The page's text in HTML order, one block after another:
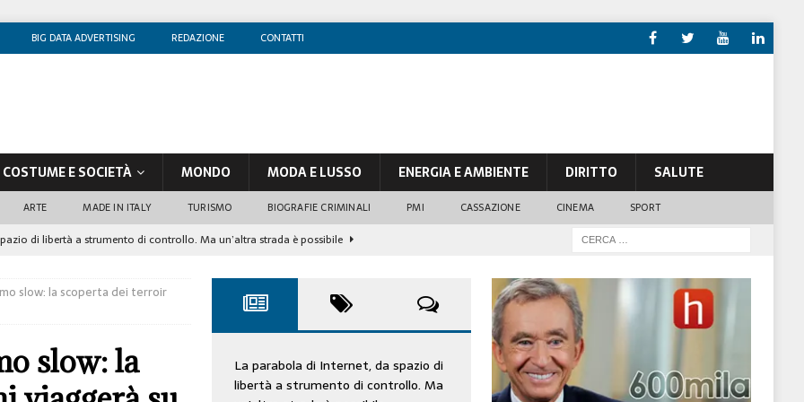
BIG DATA ADVERTISING REDAZIONE CONTATTI
COSTUME E SOCIETÀ MONDO MODA E LUSSO ENERGIA E AMBIENTE DIRITTO SALUTE
ARTE MADE IN ITALY TURISMO BIOGRAFIE CRIMINALI PMI CASSAZIONE CINEMA SPORT
di libertà a strumento di controllo. Ma un’altra strada è possibile
un attore al di sopra di ogni sospetto
CINEMA
aziendale è in crescita, per prevenirla bisogna cogliere i segnali deboli”
slow: la scoperta dei terroir
slow: la
La parabola di Internet, da spazio di
libertà a strumento di controllo. Ma